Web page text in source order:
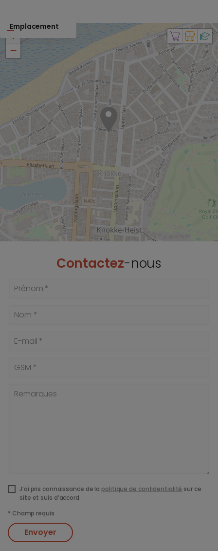
Emplacement
+
−
Contactez-nous
Prénom *
Nom *
E-mail *
GSM *
Remarques
J’ai pris connaissance de la politique de confidentialité sur ce
site et suis d’accord.
* Champ requis
Envoyer